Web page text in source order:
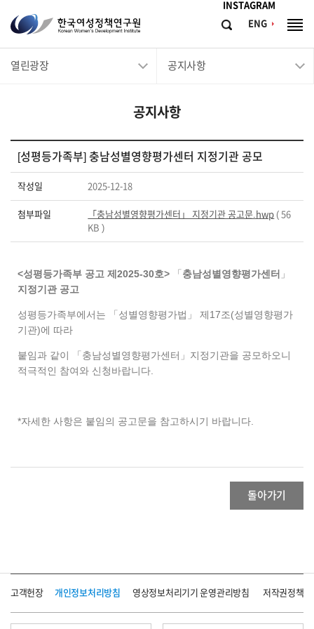
INSTAGRAM
ENG
한
국
여
연
구
원
Korean
Women's
Development
검
체
열린광장 공지사항
공지사항
[성평등가족부] 충남성별영향평가센터 지정기관 공모
작성일 2025-12-18
첨부파일 「충남성별영향평가센터」 지정기관 공고문.hwp ( 56
KB )
<성평등가족부 공고 제2025-30호> 「 충남성별영향평가센터 」
지정기관 공고
성평등가족부에서는 「성별영향평가법」 제17조(성별영향평가
기관)에 따라
붙임과 같이 「충남성별영향평가센터」지정기관을 공모하오니
적극적인 참여와 신청바랍니다.
*자세한 사항은 붙임의 공고문을 참고하시기 바랍니다.
돌아가기
고객헌장 개인정보처리방침 영상정보처리기기 운영관리방침 저작권정책